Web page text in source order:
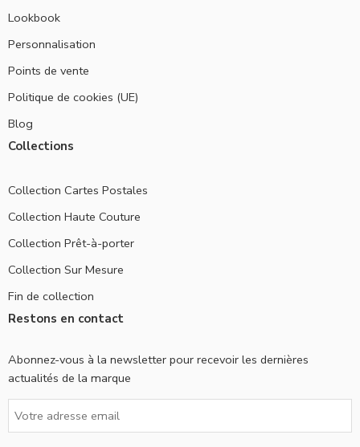
Lookbook
Personnalisation
Points de vente
Politique de cookies (UE)
Blog
Collections
Collection Cartes Postales
Collection Haute Couture
Collection Prêt-à-porter
Collection Sur Mesure
Fin de collection
Restons en contact
Abonnez-vous à la newsletter pour recevoir les dernières
actualités de la marque